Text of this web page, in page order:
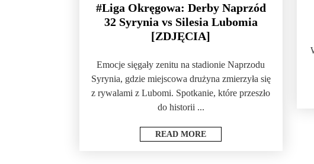
#Liga Okręgowa: Derby Naprzód
32 Syrynia vs Silesia Lubomia
[ZDJĘCIA]
Emocje sięgały zenitu na stadionie Naprzodu
Syrynia, gdzie miejscowa drużyna zmierzyła się
z rywalami z Lubomi. Spotkanie, które przeszło
do historii ...
READ MORE